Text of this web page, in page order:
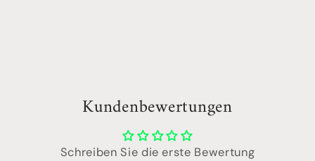
Kundenbewertungen
Schreiben Sie die erste Bewertung